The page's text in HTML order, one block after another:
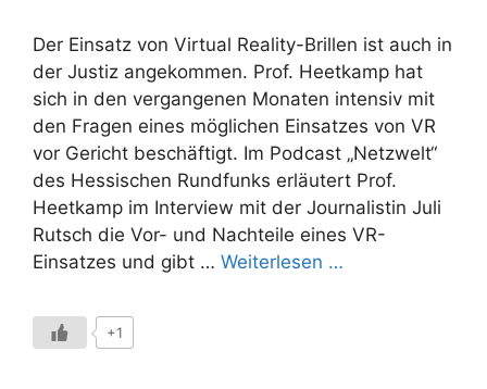
Der Einsatz von Virtual Reality-Brillen ist auch in
der Justiz angekommen. Prof. Heetkamp hat
sich in den vergangenen Monaten intensiv mit
den Fragen eines möglichen Einsatzes von VR
vor Gericht beschäftigt. Im Podcast „Netzwelt“
des Hessischen Rundfunks erläutert Prof.
Heetkamp im Interview mit der Journalistin Juli
Rutsch die Vor- und Nachteile eines VR-
Einsatzes und gibt … Weiterlesen …
+1